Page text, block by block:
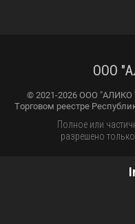
ООО
© 2021-2026 ООО "АЛИКО
Торговом реестре
Полное или
разрешено